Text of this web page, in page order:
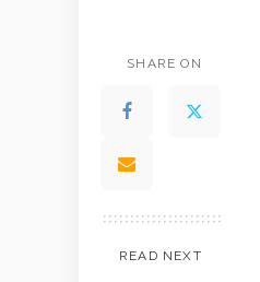
SHARE ON
READ NEXT